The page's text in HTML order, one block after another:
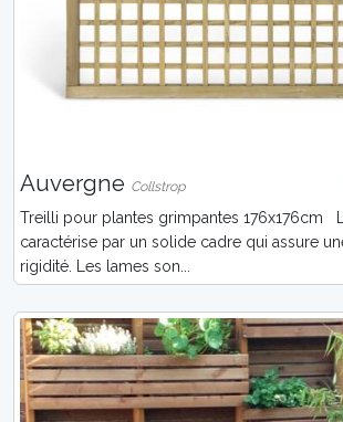
Auvergne Collstrop
Treilli pour plantes grimpantes 176x176cm
caractérise par un solide cadre qui assure
rigidité. Les lames son...